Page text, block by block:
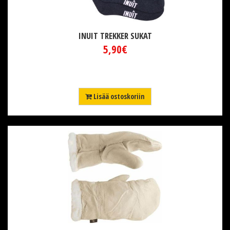
INUIT TREKKER SUKAT
5,90€
Lisää ostoskoriin